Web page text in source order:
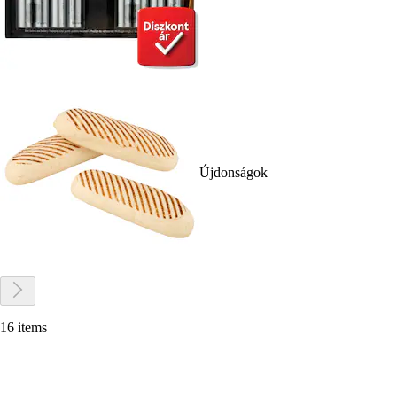
Újdonságok
16 items